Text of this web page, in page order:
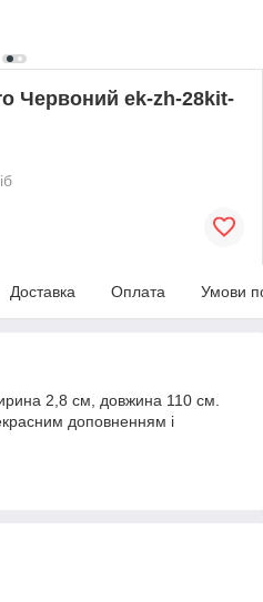
Червоний ek-zh-28kit-
Доставка Оплата Умови
2,8 см, довжина 110 см.
доповненням і